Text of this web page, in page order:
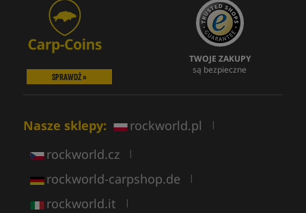
SPRAWDŹ »
TWOJE ZAKUPY
są bezpieczne
Nasze sklepy: rockworld.pl |
rockworld.cz |
rockworld-carpshop.de |
rockworld.it |